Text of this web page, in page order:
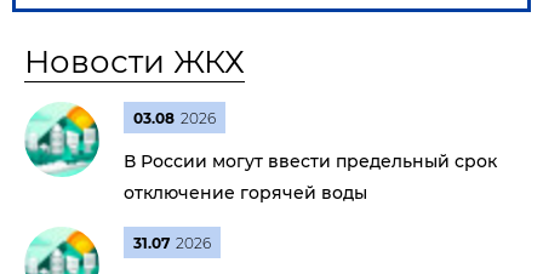
Новости ЖКХ
03.08 2026
В России могут ввести предельный срок
отключение горячей воды
31.07 2026